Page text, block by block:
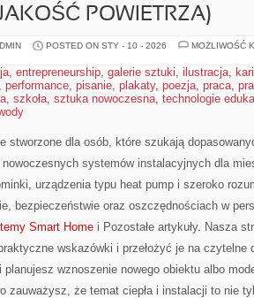
POWIETRZA)
POSTED ON STY - 10 - 2026
MOŻLIWOŚĆ
, entrepreneurship, galerie sztuki, ilustracja,
performance, pisanie, plakaty, poezja, praca,
, szkoła, sztuka nowoczesna, technologie
stworzone dla osób, które szukają
nowoczesnych systemów instalacyjnych dla
urządzenia typu heat pump i szeroko
bezpieczeństwie oraz oszczędnościach w
Smart Home i Pozostałe artykuły. Nasza
wskazówki i przełożyć je na czytelne
planujesz wznoszenie nowego obiektu albo
zauważysz, że temat ciepła i instalacji to nie